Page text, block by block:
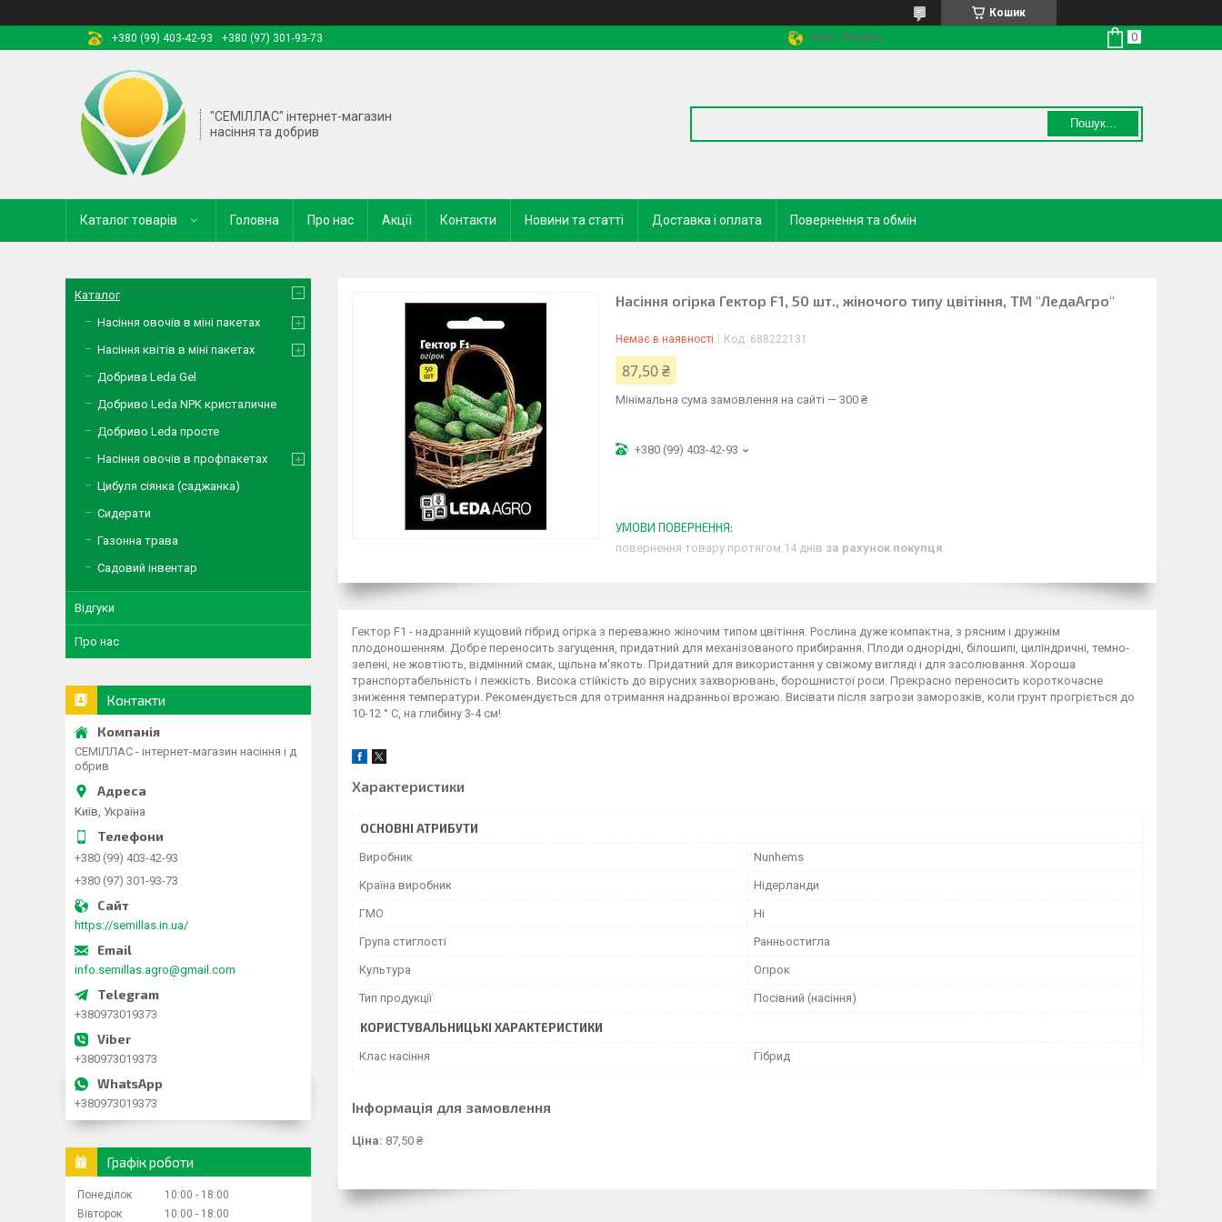
Кошик
+380 (99) 403-42-93
+380 (97) 301-93-73 Київ, Україна
"СЕМІЛЛАС" інтернет-магазин
насіння та добрив
Пошук...
Каталог товарів Головна Про нас Акції Контакти Новини та статті Доставка і оплата Повернення та обмін
Насіння огірка Гектор F1, 50 шт., жіночого типу цвітіння, ТМ "ЛедаАгро"
Немає в наявності Код: 688222131
87,50 ₴
Мінімальна сума замовлення на сайті — 300 ₴
+380 (99) 403-42-93
повернення товару протягом 14 днів за рахунок покупця
Гектор F1 - надранній кущовий гібрид огірка з переважно жіночим типом цвітіння. Рослина дуже компактна, з рясним і дружнім
плодоношенням. Добре переносить загущення, придатний для механізованого прибирання. Плоди однорідні, білошипі, циліндричні, темно-
зелені, не жовтіють, відмінний смак, щільна м'якоть. Придатний для використання у свіжому вигляді і для засолювання. Хороша
транспортабельність і лежкість. Висока стійкість до вірусних захворювань, борошнистої роси. Прекрасно переносить короткочасне
зниження температури. Рекомендується для отримання надранньої врожаю. Висівати після загрози заморозків, коли грунт прогріється до
10-12 ° С, на глибину 3-4 см!
Характеристики
ОСНОВНІ АТРИБУТИ
Виробник Nunhems
Країна виробник Нідерланди
ГМО Ні
Група стиглості Ранньостигла
Культура Огірок
Тип продукції Посівний (насіння)
КОРИСТУВАЛЬНИЦЬКІ ХАРАКТЕРИСТИКИ
Клас насіння Гібрид
Інформація для замовлення
Ціна: 87,50 ₴
Каталог
Насіння овочів в міні пакетах
Насіння квітів в міні пакетах
Добрива Leda Gel
Добриво Leda NPK кристаличне
Добриво Leda просте
Насіння овочів в профпакетах
Цибуля сіянка (саджанка)
Сидерати
Газонна трава
Садовий інвентар
Відгуки
Про нас
Контакти
СЕМІЛЛАС - інтернет-магазин насіння і д
обрив
Київ, Україна
+380 (99) 403-42-93
+380 (97) 301-93-73
https://semillas.in.ua/
info.semillas.agro@gmail.com
+380973019373
+380973019373
+380973019373
Графік роботи
Понеділок 10:00
18:00
Вівторок
10:00
18:00